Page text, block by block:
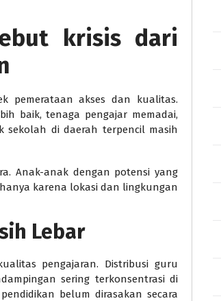
krisis dari
pemerataan akses dan kualitas.
baik, tenaga pengajar memadai,
sekolah di daerah terpencil masih
Anak-anak dengan potensi yang
karena lokasi dan lingkungan
Lebar
pengajaran. Distribusi guru
sering terkonsentrasi di
belum dirasakan secara